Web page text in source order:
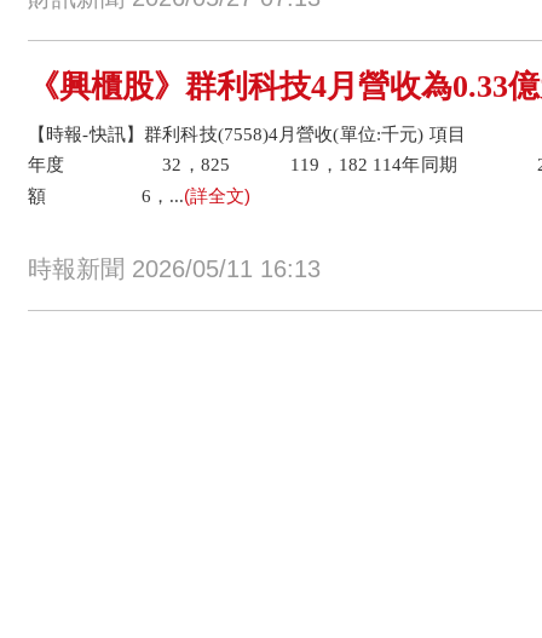
《興櫃股》群利科技4月營收為0.33
【時報-快訊】群利科技(7558)4月營收(單位:千元)
年度 32，825 119，182 114年同期 26
額 6，...(詳全文)
時報新聞 2026/05/11 16:13